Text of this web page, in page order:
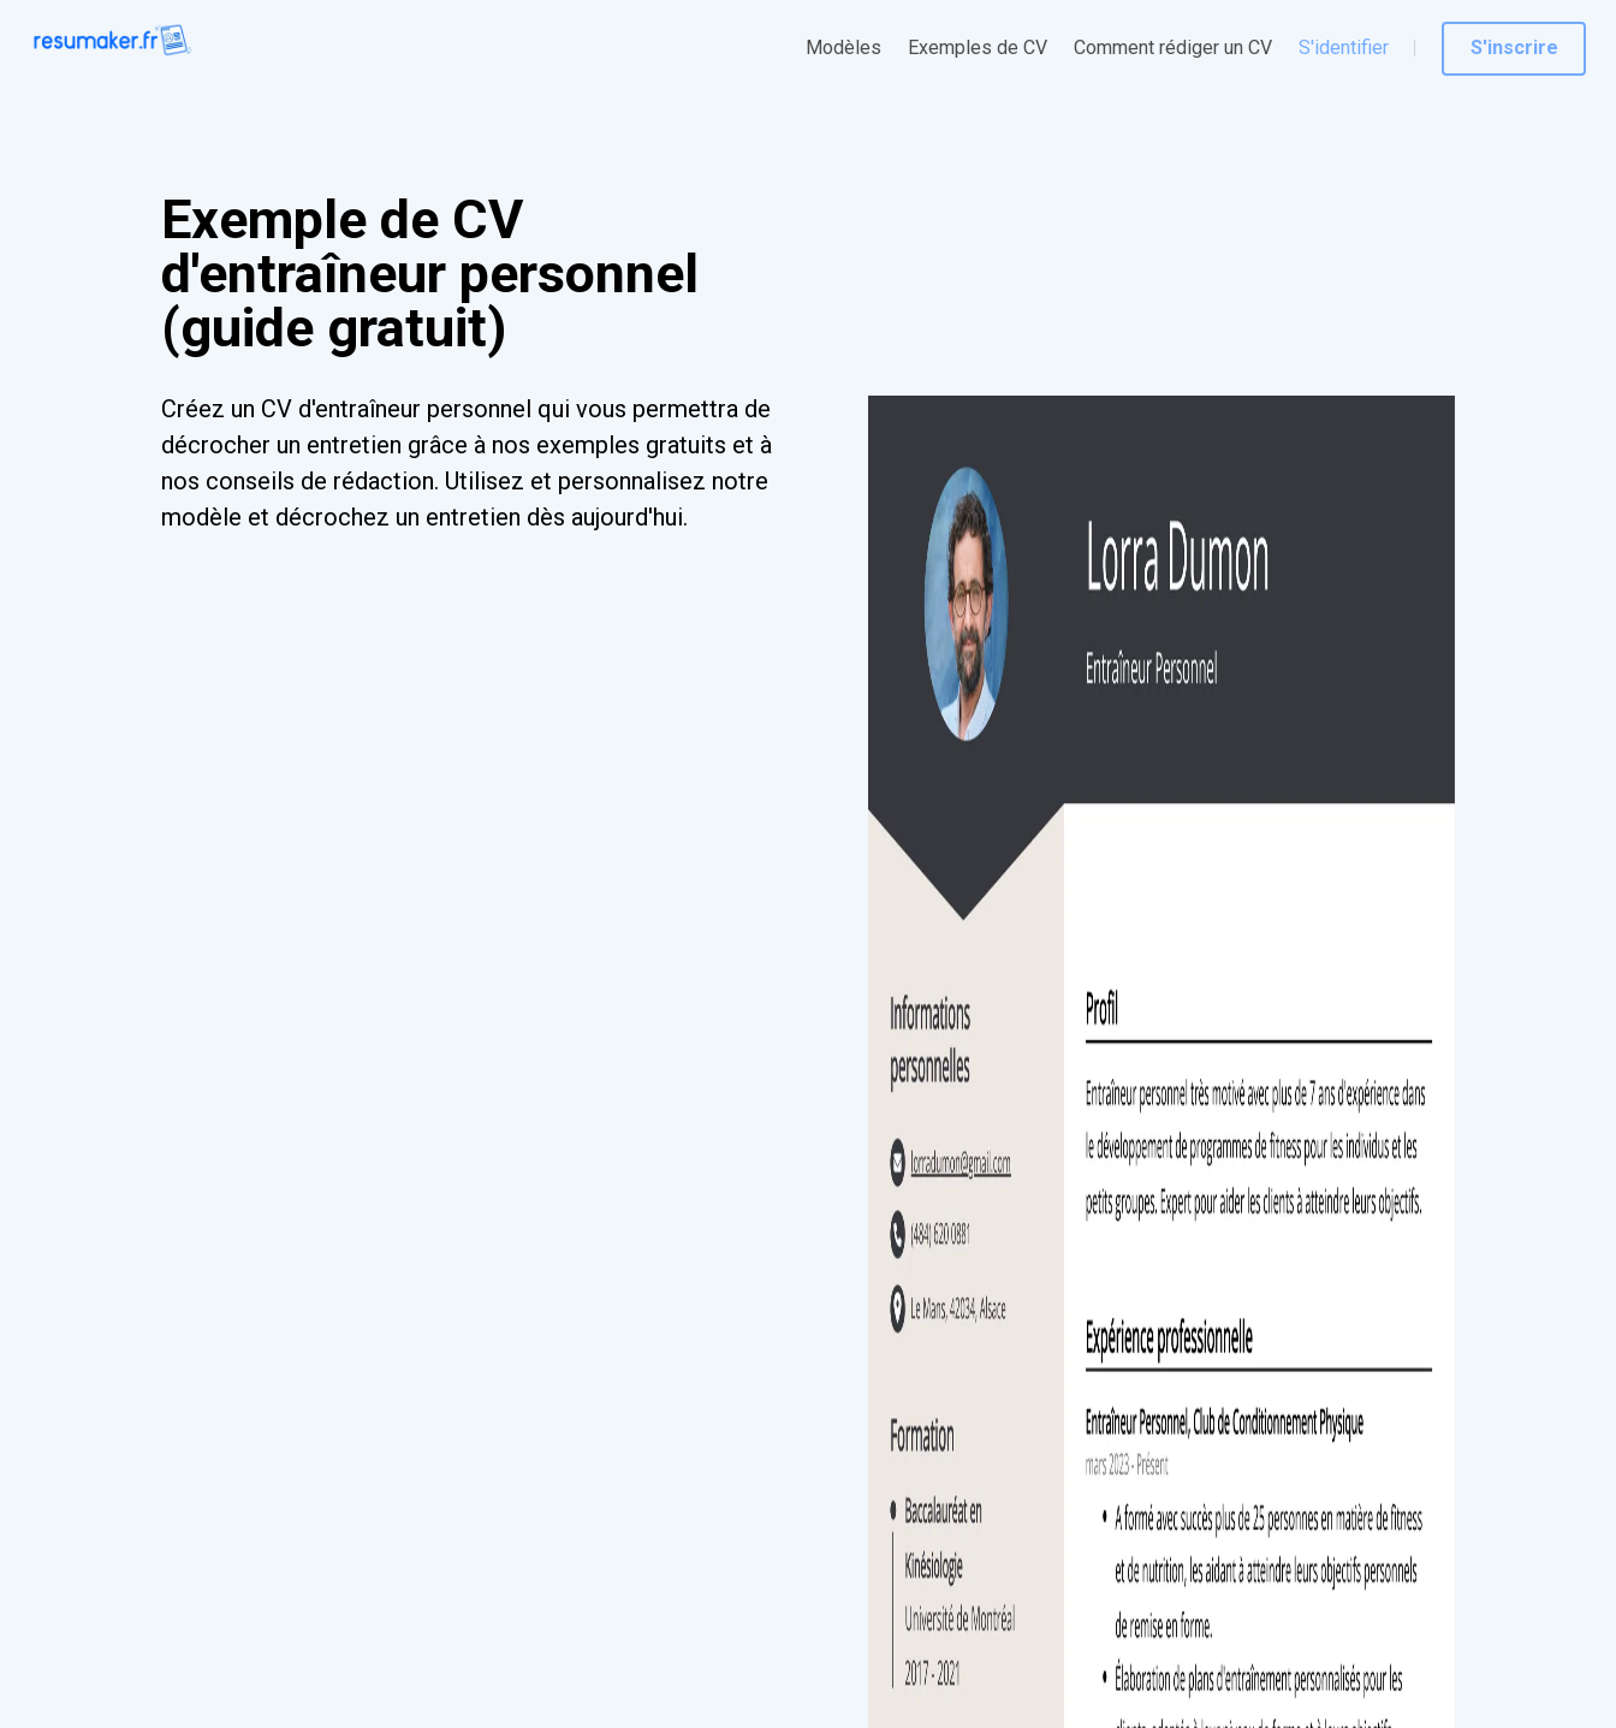
Modèles Exemples de CV Comment rédiger un CV S'identifier S'inscrire
Exemple de CV
d'entraîneur personnel
(guide gratuit)
Créez un CV d'entraîneur personnel qui vous permettra de
décrocher un entretien grâce à nos exemples gratuits et à
nos conseils de rédaction. Utilisez et personnalisez notre
modèle et décrochez un entretien dès aujourd'hui.